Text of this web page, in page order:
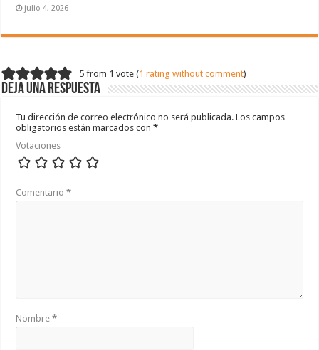
julio 4, 2026
5 from 1 vote (1 rating without comment)
Deja una respuesta
Tu dirección de correo electrónico no será publicada. Los campos
obligatorios están marcados con*
Votaciones
Comentario*
Nombre*